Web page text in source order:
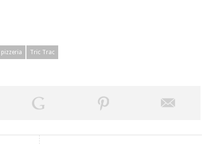
pizzeria Tric Trac